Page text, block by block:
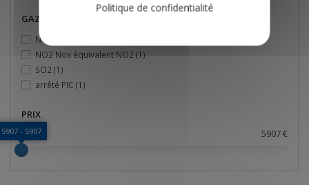
GAZ MESURÉ 02, CO
NO NOx équivalent NO
NO2 Nox équivalent NO2 (1)
SO2 (1)
arrêté PIC (1)
PRIX
5907 €
5907 €
5907 - 5907
Politique de confidentialité